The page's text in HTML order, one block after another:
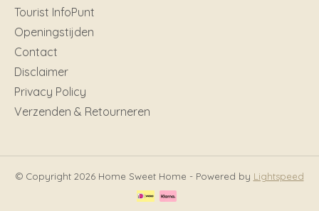
Tourist InfoPunt
Openingstijden
Contact
Disclaimer
Privacy Policy
Verzenden & Retourneren
© Copyright 2026 Home Sweet Home - Powered by Lightspeed